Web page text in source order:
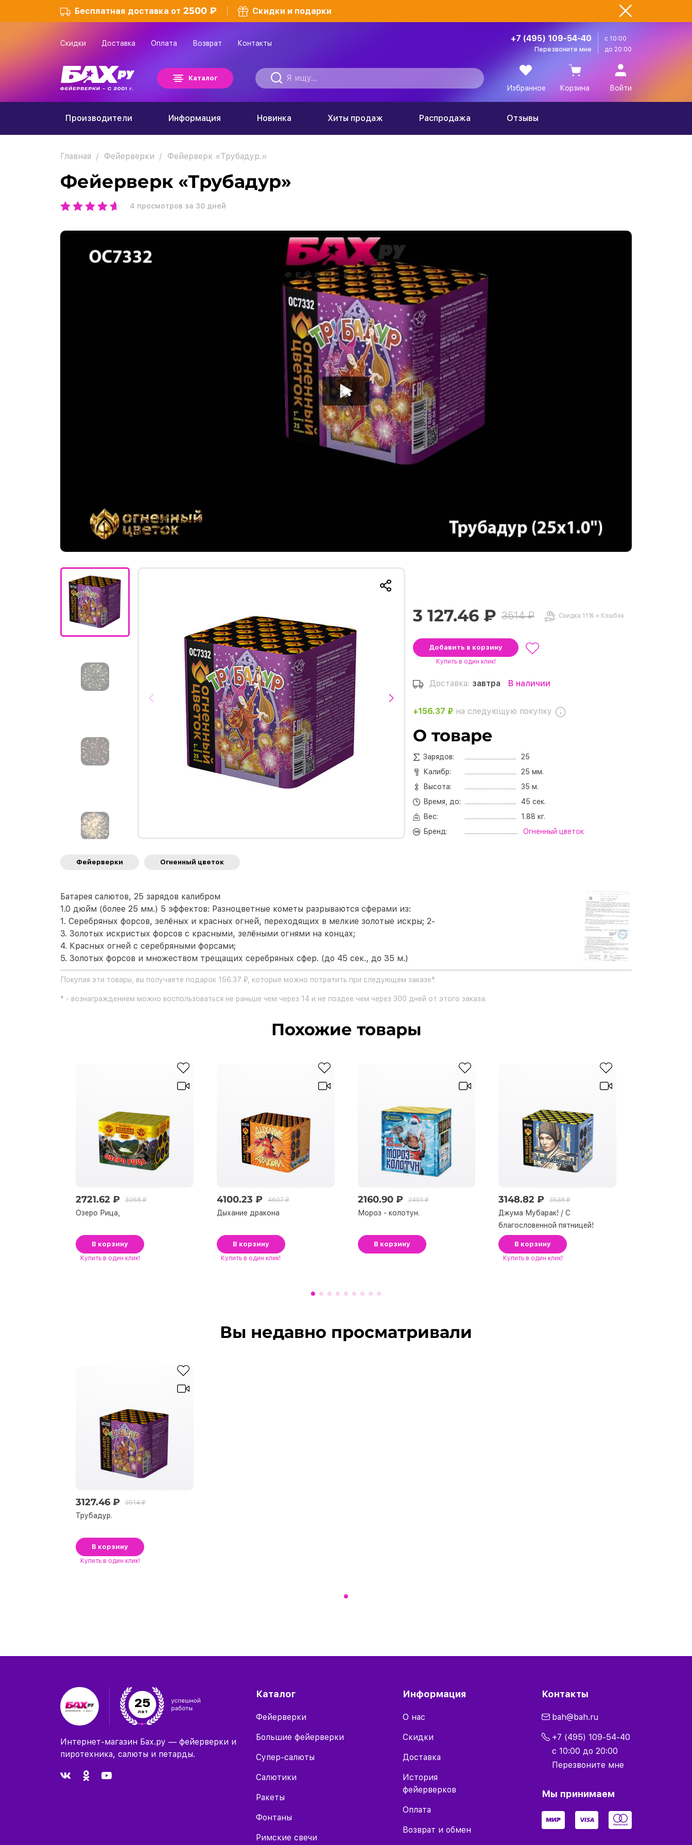
Бесплатная доставка от 2500 ₽ Скидки и подарки
Скидки Доставка Оплата Возврат Контакты +7 (495) 109-54-40
Перезвоните мне
с 10:00
до 20:00
Каталог
Избранное Корзина Войти
Производители Информация Новинка Хиты продаж Распродажа Отзывы
Главная Фейерверки Фейерверк «Трубадур.»
Фейерверк «Трубадур»
4 просмотров за 30 дней
3 127.46 ₽ 3514 ₽ Скидка 11% + Кэшбэк
Добавить в корзину
Купить в один клик!
Доставка: завтра В наличии
+156.37 ₽ на следующую покупку
О товаре
Зарядов:
25
Калибр:
25 мм.
Высота:
35 м.
Время, до:
45 сек.
Вес:
1.88 кг.
Бренд:
Огненный цветок
Фейерверки Огненный цветок
Батарея салютов, 25 зарядов калибром
1.0 дюйм (более 25 мм.) 5 эффектов: Разноцветные кометы разрываются сферами из:
1. Серебряных форсов, зелёных и красных огней, переходящих в мелкие золотые искры; 2-
3. Золотых искристых форсов с красными, зелёными огнями на концах;
4. Красных огней с серебряными форсами;
5. Золотых форсов и множеством трещащих серебряных сфер. (до 45 сек., до 35 м.)
Покупая эти товары, вы получаете подарок 156.37 ₽, которые можно потратить при следующем заказе*.
* - вознаграждением можно воспользоваться не раньше чем через 14 и не поздее чем через 300 дней от этого заказа.
Похожие товары
2721.62 ₽ 3058 ₽
Озеро Рица,
В корзину
Купить в один клик!
4100.23 ₽ 4607 ₽
Дыхание дракона
В корзину
Купитьв один клик!
2160.90 ₽ 2401 ₽
Мороз - колотун.
В корзину
3148.82 ₽ 3538 ₽
Джума Мубарак! / С
благословенной пятницей!
В корзину
Купить в один клик!
Вы недавно просматривали
3127.46 ₽ 3514 ₽
Трубадур.
В корзину
Купить в один клик!
25
лет
Интернет-магазин Бах.ру — фейерверки и
пиротехника, салюты и петарды.
Каталог
Фейерверки
Большие фейерверки
Супер-салюты
Салютики
Ракеты
Фонтаны
Римские свечи
Информация
О нас
Скидки
Доставка
История
фейерверков
Оплата
Возврат и обмен
Контакты
bah@bah.ru
+7 (495) 109-54-40
с 10:00 до 20:00
Перезвоните мне
Мы принимаем